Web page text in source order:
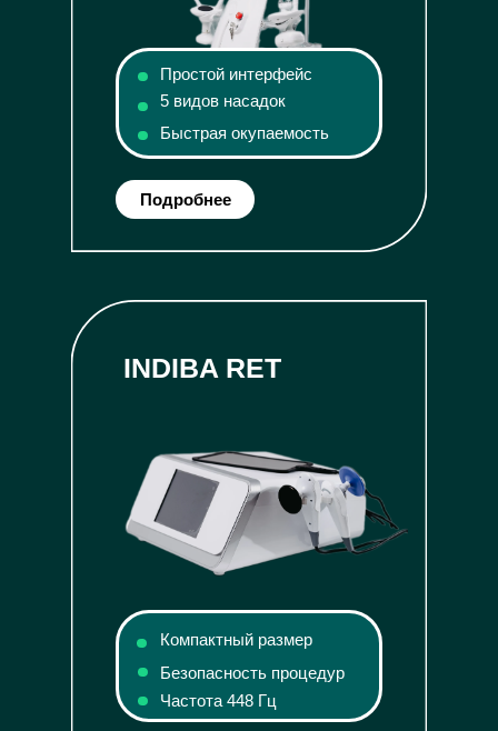
Простой интерфейс
Подробнее
INDIBA RET
Компактный размер
5 видов насадок
Быстрая окупаемость
Безопасность процедур
Частота 448 Гц